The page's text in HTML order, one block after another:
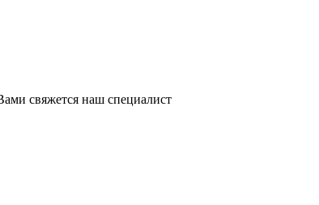
свяжется наш специалист
25% картой любого банка